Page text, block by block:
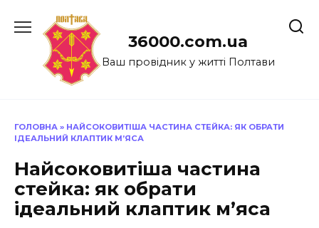
до
36000.com.ua
Ваш провідник у житті Полтави
ГОЛОВНА » НАЙСОКОВИТІША ЧАСТИНА СТЕЙКА: ЯК ОБРАТИ
ІДЕАЛЬНИЙ КЛАПТИК М’ЯСА
Найсоковитіша частина
стейка: як обрати
ідеальний клаптик м’яса